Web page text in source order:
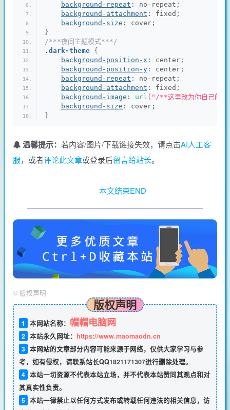
background-repeat : no-repeat;
background-attachment : fixed;
background-size : cover;
}
/***夜间主题模式***/
.dark-theme {
background-position-x : center;
background-position-y : center;
background-repeat : no-repeat;
background-attachment : fixed;
background-image : url ("/**这里改为你自己的
background-size : cover;
}
温馨提示： 若内容/图片/下载链接失效，请点击AI人工客
服，或者评论此文章或登录后留言给站长。
本文结束END
© 版权声明
版权声明
1 本网站名称： 帽帽电脑网
2 本站永久网址： https://www.maomaodn.cn
3 本网站的文章部分内容可能来源于网络，仅供大家学习与参
考，如有侵权，请联系站长QQ1821171307进行删除处理。
4 本站一切资源不代表本站立场，并不代表本站赞同其观点和对
其真实性负责。
5 本站一律禁止以任何方式发布或转载任何违法的相关信息，访